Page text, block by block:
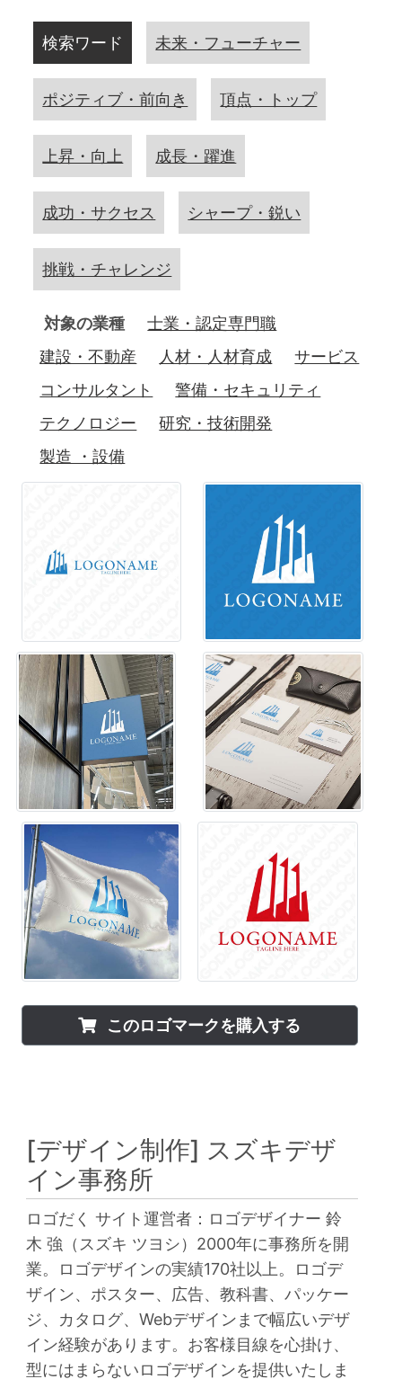
検索ワード 未来・フューチャー
ポジティブ・前向き 頂点・トップ
上昇・向上 成長・躍進
成功・サクセス シャープ・鋭い
挑戦・チャレンジ
対象の業種
士業・認定専門職
建設・不動産
人材・人材育成
サービス
コンサルタント
警備・セキュリティ
テクノロジー
研究・技術開発
製造 ・設備
このロゴマークを購入する
[デザイン制作] スズキデザ
イン事務所
ロゴだく サイト運営者：ロゴデザイナー 鈴
木 強（スズキ ツヨシ）2000年に事務所を開
業。ロゴデザインの実績170社以上。ロゴデ
ザイン、ポスター、広告、教科書、パッケー
ジ、カタログ、Webデザインまで幅広いデザ
イン経験があります。お客様目線を心掛け、
型にはまらないロゴデザインを提供いたしま